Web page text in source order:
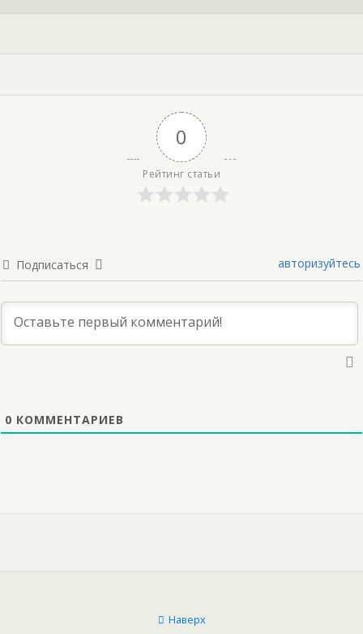
0
Рейтинг статьи
Подписаться авторизуйтесь
0 КОММЕНТАРИЕВ
Наверх